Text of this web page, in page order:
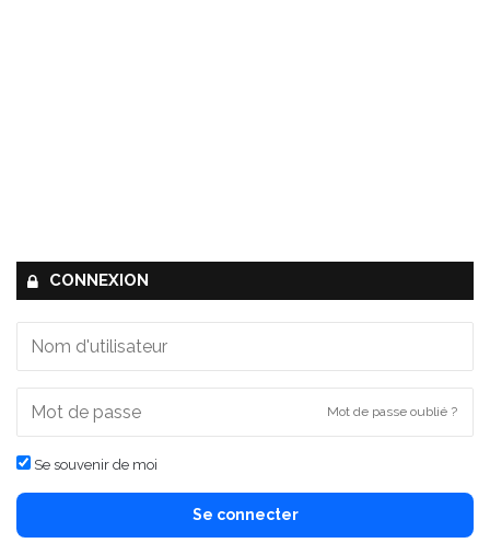
CONNEXION
Mot de passe oublié ?
Se souvenir de moi
Se connecter